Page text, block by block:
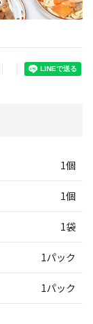
1個
1個
1袋
1パック
1パック